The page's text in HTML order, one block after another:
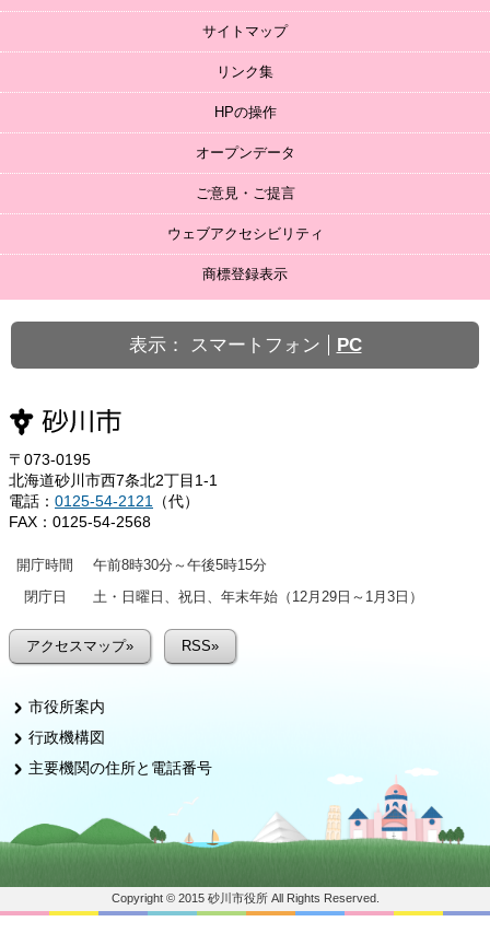
サイトマップ
リンク集
HPの操作
オープンデータ
ご意見・ご提言
ウェブアクセシビリティ
商標登録表示
表示： スマートフォン PC
〒073-0195
北海道砂川市西7条北2丁目1-1
電話： 0125-54-2121
（代）
FAX：0125-54-2568
開庁時間
午前8時30分～午後5時15分
閉庁日
土・日曜日、祝日、年末年始（12月29日～1月3日）
アクセスマップ» RSS»
市役所案内
行政機構図
主要機関の住所と電話番号
Copyright © 2015 砂川市役所 All Rights Reserved.